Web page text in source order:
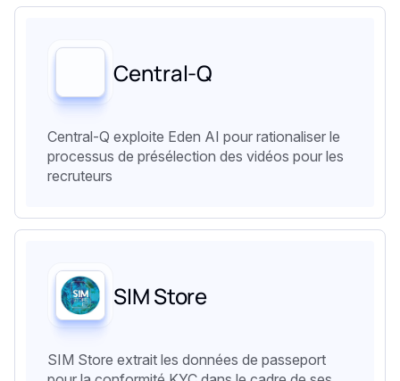
Central-Q
Central-Q exploite Eden AI pour rationaliser le
processus de présélection des vidéos pour les
recruteurs
SIM Store
SIM Store extrait les données de passeport